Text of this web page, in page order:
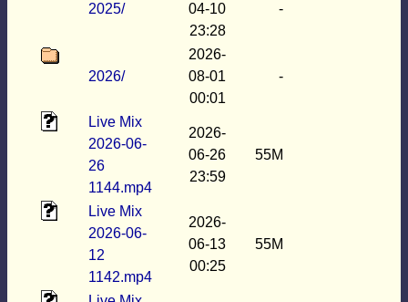
2025/
04-10
23:28
-
2026/
2026-
08-01
00:01
-
Live Mix
2026-06-
26
1144.mp4
2026-
06-26
23:59
55M
Live Mix
2026-06-
12
1142.mp4
2026-
06-13
00:25
55M